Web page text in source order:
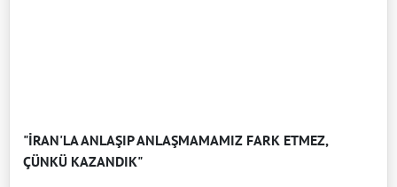
"İRAN'LA ANLAŞIP ANLAŞMAMAMIZ FARK ETMEZ,
ÇÜNKÜ KAZANDIK"